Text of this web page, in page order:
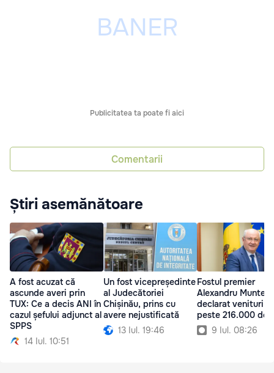
Publicitatea ta poate fi aici
Comentarii
Știri asemănătoare
A fost acuzat că
ascunde averi prin
TUX: Ce a decis ANI în
cazul șefului adjunct al
SPPS
14 Iul. 10:51
Un fost vicepreședinte
al Judecătoriei
Chișinău, prins cu
avere nejustificată
13 Iul. 19:46
Fostul premier
Alexandru
declarat venituri
peste 216.000 de
9 Iul. 08:26